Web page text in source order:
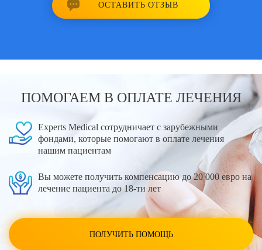
ОСТАВИТЬ ОТЗЫВ
ПОМОГАЕМ В ОПЛАТЕ ЛЕЧЕНИЯ
Experts Medical сотрудничает с зарубежными
фондами, которые помогают в оплате лечения
нашим пациентам
Вы можете получить компенсацию до 20 000 евро на
лечение пациента до 18-ти лет
ПОЛУЧИТЬ ПОМОЩЬ